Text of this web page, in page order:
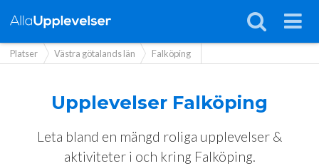
Platser Västra götalands län Falköping
Upplevelser Falköping
Leta bland en mängd roliga upplevelser &
aktiviteter i och kring Falköping.